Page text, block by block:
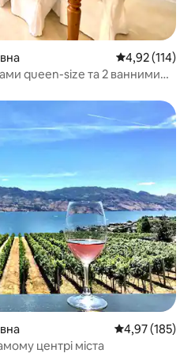
Середня
4,92 (114)
queen-size та 2 ванними
Середня
4,97 (185)
центрі міста